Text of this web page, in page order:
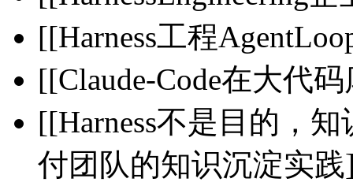
[[Harness工程
[[Claude-Code在大代
[[Harness不是目的，
付团队的知识沉淀实